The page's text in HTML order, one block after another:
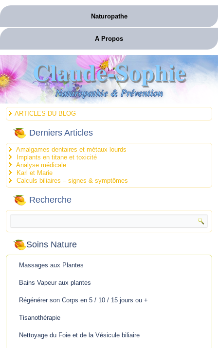
Naturopathe
A Propos
Claude-Sophie
Naturopathie & Prévention
ARTICLES DU BLOG
Derniers Articles
Amalgames dentaires et métaux lourds
Implants en titane et toxicité
Analyse médicale
Karl et Marie
Calculs biliaires – signes & symptômes
Recherche
Soins Nature
Massages aux Plantes
Bains Vapeur aux plantes
Régénérer son Corps en 5 / 10 / 15 jours ou +
Tisanothérapie
Nettoyage du Foie et de la Vésicule biliaire